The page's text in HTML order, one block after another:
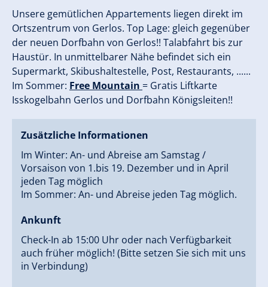
Unsere gemütlichen Appartements liegen direkt im
Ortszentrum von Gerlos. Top Lage: gleich gegenüber
der neuen Dorfbahn von Gerlos!! Talabfahrt bis zur
Haustür. In unmittelbarer Nähe befindet sich ein
Supermarkt, Skibushaltestelle, Post, Restaurants, ......
Im Sommer: Free Mountain = Gratis Liftkarte
Isskogelbahn Gerlos und Dorfbahn Königsleiten!!
Zusätzliche Informationen
Im Winter: An- und Abreise am Samstag /
Vorsaison von 1.bis 19. Dezember und in April
jeden Tag möglich
Im Sommer: An- und Abreise jeden Tag möglich.
Ankunft
Check-In ab 15:00 Uhr oder nach Verfügbarkeit
auch früher möglich! (Bitte setzen Sie sich mit uns
in Verbindung)